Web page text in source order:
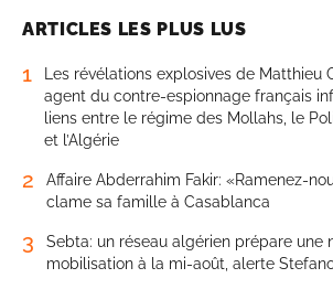
ARTICLES LES PLUS LUS
1
Les révélations explosives de Matthieu
agent du contre-espionnage français
liens entre le régime des Mollahs, le
et l’Algérie
2
Affaire Abderrahim Fakir: «Ramenez-
clame sa famille à Casablanca
3
Sebta: un réseau algérien prépare une
mobilisation à la mi-août, alerte